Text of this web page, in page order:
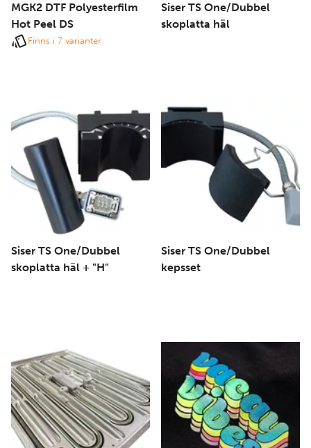
MGK2 DTF Polyesterfilm
Hot Peel DS
Finns i 7 varianter
Siser TS One/Dubbel
skoplatta häl
Siser TS One/Dubbel
skoplatta häl + "H"
Siser TS One/Dubbel
kepsset